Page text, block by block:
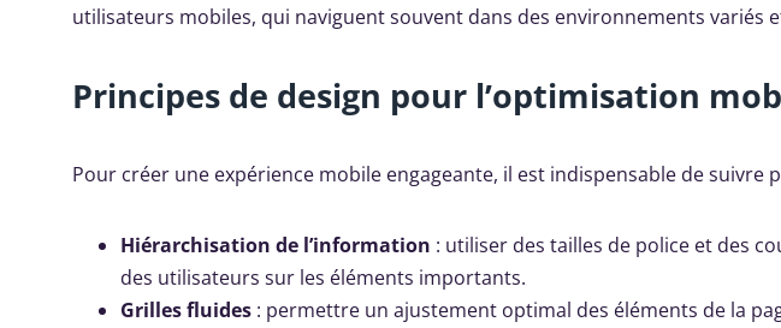
utilisateurs mobiles, qui naviguent souvent dans des environnements variés
Principes de design pour l’optimisation
Pour créer une expérience mobile engageante, il est indispensable de suivre
Hiérarchisation de l’information : utiliser des tailles de police et des
des utilisateurs sur les éléments importants.
Grilles fluides : permettre un ajustement optimal des éléments de la